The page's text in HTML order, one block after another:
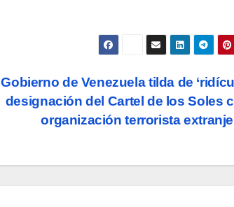
Gobierno de Venezuela tilda de
designación del Cartel de los Soles
organización terrorista